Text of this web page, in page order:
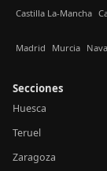
Castilla La-Mancha
Madrid Murcia
Secciones
Huesca
Teruel
Zaragoza